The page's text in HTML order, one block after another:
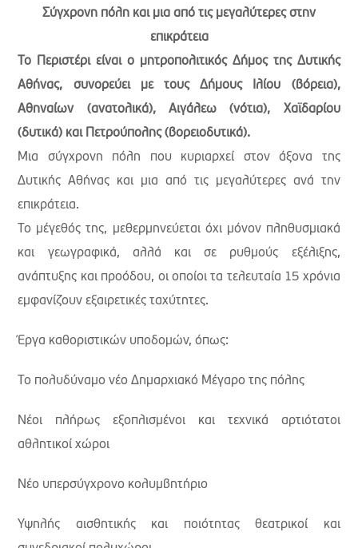
Σύγχρονη πόλη και μια από τις μεγαλύτερες στην
επικράτεια
Το Περιστέρι είναι ο μητροπολιτικός Δήμος της Δυτικής
Αθήνας, συνορεύει με τους Δήμους Ιλίου (βόρεια),
Αθηναίων (ανατολικά), Αιγάλεω (νότια), Χαϊδαρίου
(δυτικά) και Πετρούπολης (βορειοδυτικά).
Μια σύγχρονη πόλη που κυριαρχεί στον άξονα της
Δυτικής Αθήνας και μια από τις μεγαλύτερες ανά την
επικράτεια.
Το μέγεθός της, μεθερμηνεύεται όχι μόνον πληθυσμιακά
και γεωγραφικά, αλλά και σε ρυθμούς εξέλιξης,
ανάπτυξης και προόδου, οι οποίοι τα τελευταία 15 χρόνια
εμφανίζουν εξαιρετικές ταχύτητες.
Έργα καθοριστικών υποδομών, όπως:
Το πολυδύναμο νέο Δημαρχιακό Μέγαρο της πόλης
Νέοι πλήρως εξοπλισμένοι και τεχνικά αρτιότατοι
αθλητικοί χώροι
Νέο υπερσύγχρονο κολυμβητήριο
Υψηλής αισθητικής και ποιότητας θεατρικοί και